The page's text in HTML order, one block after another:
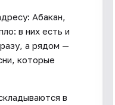
Абакан,
в них есть и
а рядом —
которые
в